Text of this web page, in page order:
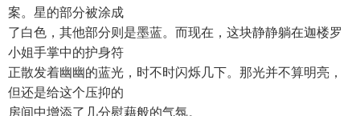
案。星的部分被涂成
了白色，其他部分则是墨蓝。而现在，这块静静躺在迦楼罗
小姐手掌中的护身符
正散发着幽幽的蓝光，时不时闪烁几下。那光并不算明亮，
但还是给这个压抑的
房间中增添了几分慰藉般的气氛。